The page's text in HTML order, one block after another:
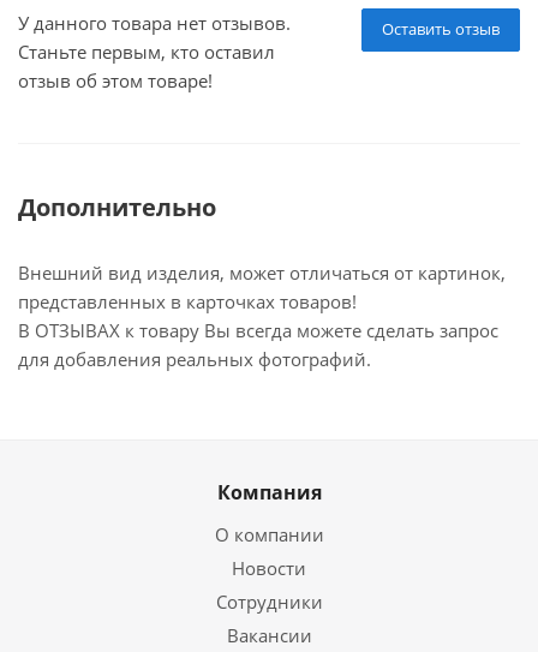
Оставить отзыв
У данного товара нет отзывов.
Станьте первым, кто оставил
отзыв об этом товаре!
Дополнительно
Внешний вид изделия, может отличаться от картинок,
представленных в карточках товаров!
В ОТЗЫВАХ к товару Вы всегда можете сделать запрос
для добавления реальных фотографий.
Компания
О компании
Новости
Сотрудники
Вакансии